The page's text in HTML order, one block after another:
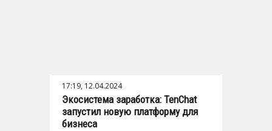
17:19, 12.04.2024
Экосистема заработка: TenChat
запустил новую платформу для
бизнеса